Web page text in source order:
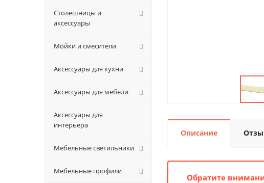
Описание
Обратите
Столешницы и
аксессуары
Мойки и смесители
Аксессуары для кухни
Аксессуары для мебели
Аксессуары для
интерьера
Мебельные светильники
Мебельные профили